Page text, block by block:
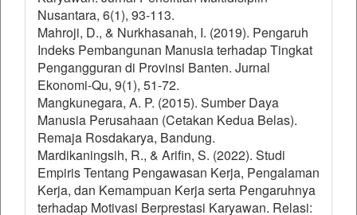
Nusantara, 6(1), 93-113.
Mahroji, D., & Nurkhasanah, I. (2019). Pengaruh
Indeks Pembangunan Manusia terhadap Tingkat
Pengangguran di Provinsi Banten. Jurnal
Ekonomi-Qu, 9(1), 51-72.
Mangkunegara, A. P. (2015). Sumber Daya
Manusia Perusahaan (Cetakan Kedua Belas).
Remaja Rosdakarya, Bandung.
Mardikaningsih, R., & Arifin, S. (2022). Studi
Empiris Tentang Pengawasan Kerja, Pengalaman
Kerja, dan Kemampuan Kerja serta Pengaruhnya
terhadap Motivasi Berprestasi Karyawan. Relasi: